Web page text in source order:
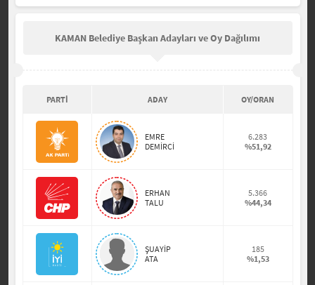
KAMAN Belediye Başkan Adayları ve Oy Dağılımı
PARTİ ADAY OY/ORAN
EMRE
DEMİRCİ
6.283
%51,92
ERHAN
TALU
5.366
%44,34
ŞUAYİP
ATA
185
%1,53